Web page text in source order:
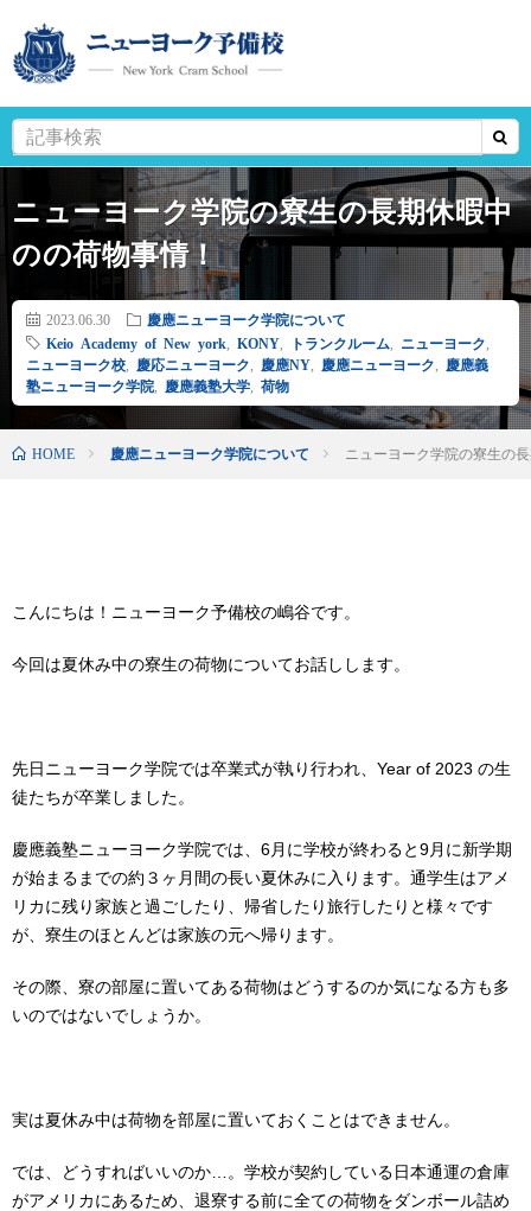
ニューヨーク学院の寮生の長期休暇中
のの荷物事情！
2023.06.30
慶應ニューヨーク学院について
Keio Academy of New york
KONY トランクルーム ニューヨーク
ニューヨーク校
慶応ニューヨーク 慶應NY 慶應ニューヨーク
慶應義
塾ニューヨーク学院
慶應義塾大学 荷物
HOME 慶應ニューヨーク学院について ニューヨーク学院の寮生の
こんにちは！ニューヨーク予備校の嶋谷です。
今回は夏休み中の寮生の荷物についてお話しします。
先日ニューヨーク学院では卒業式が執り行われ、Year of 2023 の生
徒たちが卒業しました。
慶應義塾ニューヨーク学院では、6月に学校が終わると9月に新学期
が始まるまでの約３ヶ月間の長い夏休みに入ります。通学生はアメ
リカに残り家族と過ごしたり、帰省したり旅行したりと様々です
が、寮生のほとんどは家族の元へ帰ります。
その際、寮の部屋に置いてある荷物はどうするのか気になる方も多
いのではないでしょうか。
実は夏休み中は荷物を部屋に置いておくことはできません。
では、どうすればいいのか…。 学校が契約している日本通運の倉庫
がアメリカにあるため、退寮する前に全ての荷物をダンボール詰め